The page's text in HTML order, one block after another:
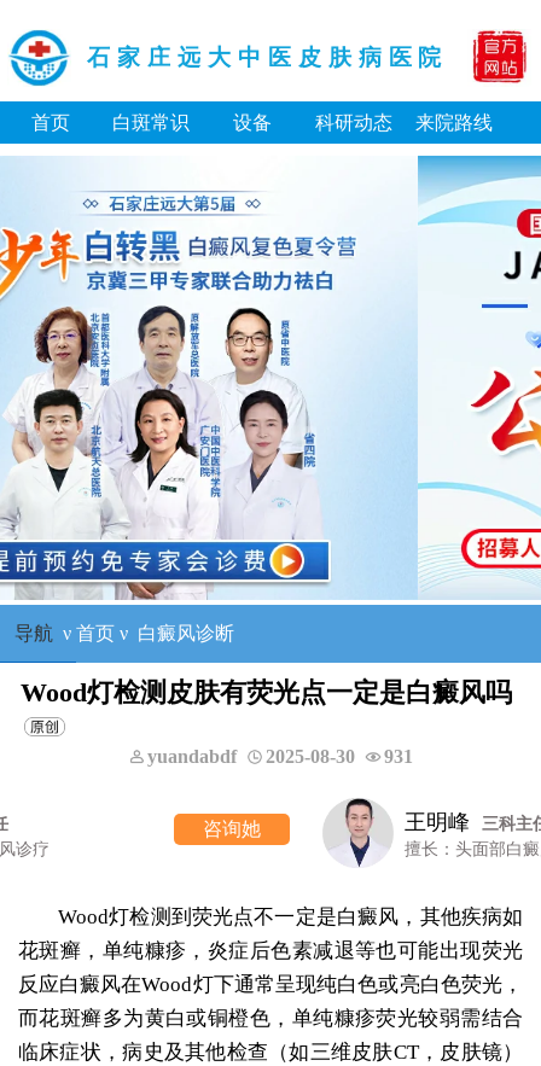
石家庄远大中医皮肤病医院
首页 白斑常识 设备 科研动态 来院路线
导航 ν 首页ν 白癜风诊断
Wood灯检测皮肤有荧光点一定是白癜风吗
yuandabdf 2025-08-30 931
六科主任
擅长：青少年白癜风诊疗
咨询她
Wood灯检测到荧光点不一定是白癜风，其他疾病如
花斑癣，单纯糠疹，炎症后色素减退等也可能出现荧光
反应白癜风在Wood灯下通常呈现纯白色或亮白色荧光，
而花斑癣多为黄白或铜橙色，单纯糠疹荧光较弱需结合
临床症状，病史及其他检查（如三维皮肤CT，皮肤镜）